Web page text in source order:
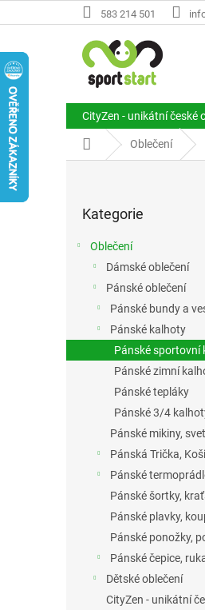
na
583 214 501
CityZen - unikátní české
Domů Oblečení
a
n
kategorie
Kategorie
Oblečení
Dámské oblečení
Pánské oblečení
Pánské bundy a
Pánské kalhoty
Pánské sportovní
Pánské zimní
Pánské tepláky
Pánské 3/4
Pánské mikiny,
Pánská Trička,
Pánské
Pánské šortky,
Pánské plavky,
Pánské ponožky,
Pánské čepice,
Dětské oblečení
CityZen - unikátní